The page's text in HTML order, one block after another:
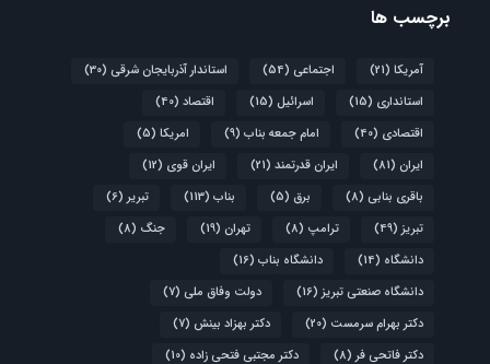
برچسب ها
آمریکا (21) اجتماعی (54) استاندار آذربایجان شرقی (30)
استانداری (15) اسرائیل (15) اقتصاد (40)
اقتصادی (40) امام جمعه بناب (9) امریکا (5)
ایران (81) ایران قدرتمند (21) ایران قوی (12)
باقری بنابی (8) برق (5) بناب (113) تبریر (6)
تبریز (49) ترامپ (8) تهران (19) جنگ (8)
دانشگاه (14) دانشگاه بناب (16)
دانشگاه صنعتی تبریز (16) دولت وفاق ملی (7)
دکتر بهرام سرمست (20) دکتر بهزاد بینش (7)
دکتر فاتحی فر (8) دکتر مجتبی فتحی زاده (10)